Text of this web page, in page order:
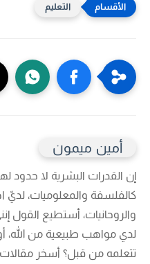
التعليم
أمين ميمون
إن القدرات البشرية لا حدود
كالفلسفة والمعلوميات، لديّ
والروحانيات، أستطيع القول
لدي مواهب طبيعية من الله،
تتعلمه من قبل؟ أسخر